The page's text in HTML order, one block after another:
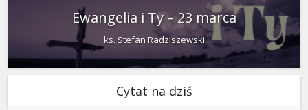
Ewangelia i Ty – 23 marca
ks. Stefan Radziszewski
Cytat na dziś